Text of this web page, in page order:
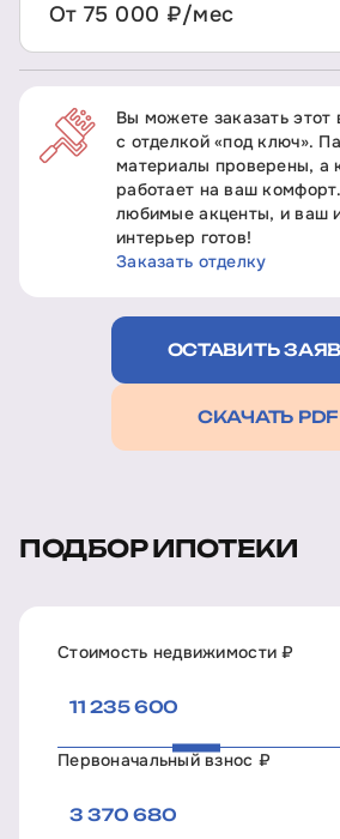
От 75 000 ₽/мес
Вы можете заказать этот
с отделкой «под ключ».
материалы проверены, а
работает на ваш
любимые акценты, и ваш
интерьер готов!
Заказать отделку
ОСТАВИТЬ
СКАЧАТЬ PDF
ПОДБОР ИПОТЕКИ
Стоимость недвижимости ₽
Первоначальный взнос ₽